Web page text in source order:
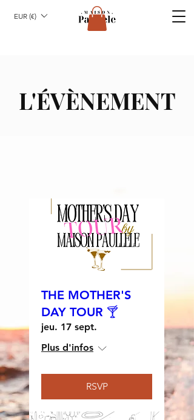
EUR (€)
L'ÉVÈNEMENT
THE MOTHER'S
DAY TOUR 🍸
jeu. 17 sept.
Plus d'infos
RSVP